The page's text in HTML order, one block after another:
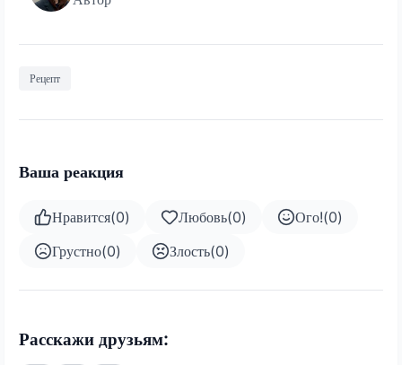
Рецепт
Ваша реакция
Нравится(0) Любовь(0) Ого!(0)
Грустно(0) Злость(0)
Расскажи друзьям: